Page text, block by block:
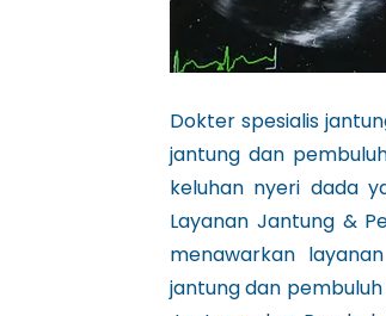
Dokter spesialis
jantung dan
keluhan nyeri dada
Layanan Jantung &
menawarkan
jantung dan